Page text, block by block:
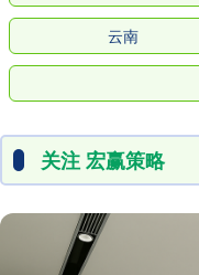
云南
关注 宏赢策略